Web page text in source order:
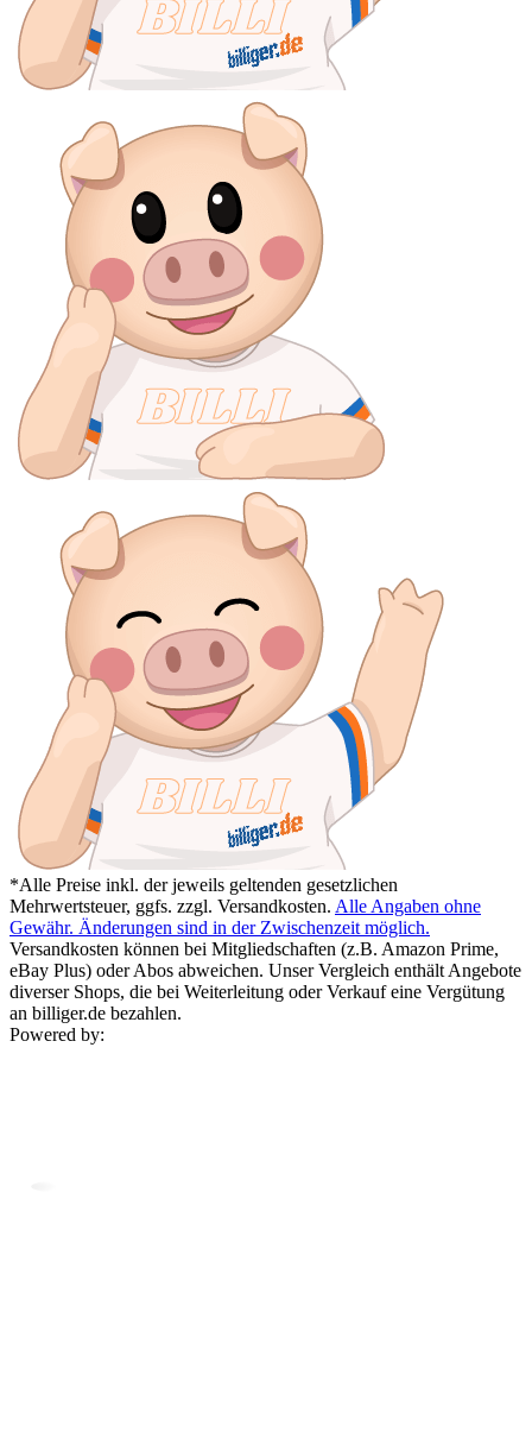
*Alle Preise inkl. der jeweils geltenden gesetzlichen
Mehrwertsteuer, ggfs. zzgl. Versandkosten. Alle Angaben ohne
Gewähr. Änderungen sind in der Zwischenzeit möglich.
Versandkosten können bei Mitgliedschaften (z.B. Amazon Prime,
eBay Plus) oder Abos abweichen. Unser Vergleich enthält Angebote
diverser Shops, die bei Weiterleitung oder Verkauf eine Vergütung
an billiger.de bezahlen.
Powered by: